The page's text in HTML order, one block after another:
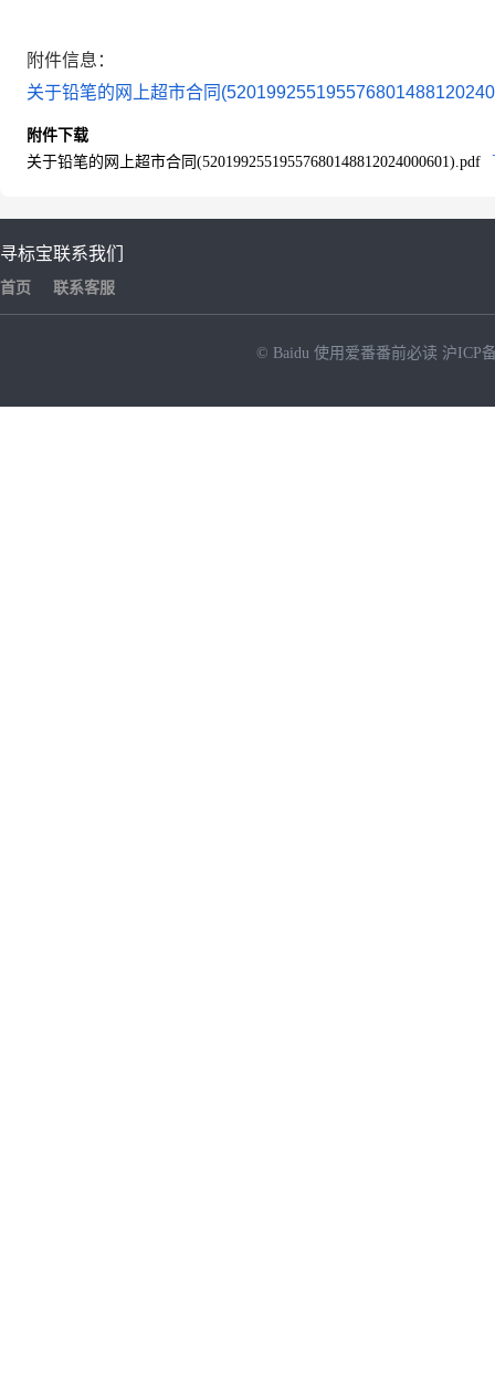
附件信息：
关于铅笔的网上超市合同
附件下载
关于铅笔的网上超市合同(52019925519557680148812024000601).pdf
寻标宝
首页
联系我们
联系客服
© Baidu 使用爱番番前必读 沪ICP